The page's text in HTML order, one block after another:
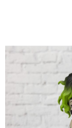
每筆NT$65，滿
(不開放使用，請勿
每筆NT$65，滿
付款後7-11取貨